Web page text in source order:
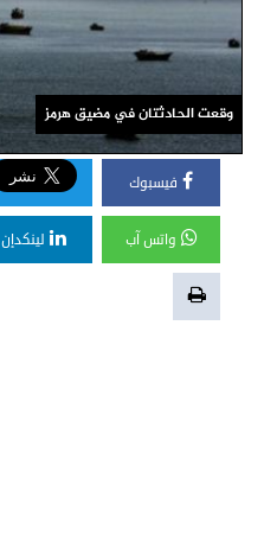
وقعت الحادثتان في مضيق هرمز
فيسبوك
واتس آب لينكدإن